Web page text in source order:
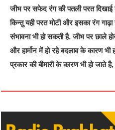
जीभ पर सफेद रंग की पतली परत
किन्तु यही परत मोटी और इसका रंग
संभावना भी हो सकती है. जीभ पर छाले
और हार्मोन में हो रहे बदलाव के कारण भी
प्रकार की बीमारी के कारण भी हो